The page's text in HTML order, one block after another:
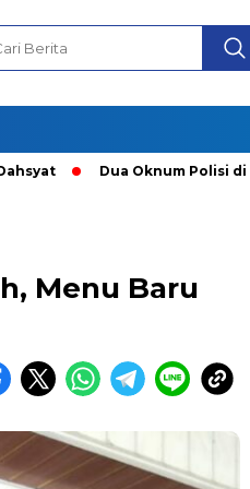
Dua Oknum Polisi di Riau
Menu Baru